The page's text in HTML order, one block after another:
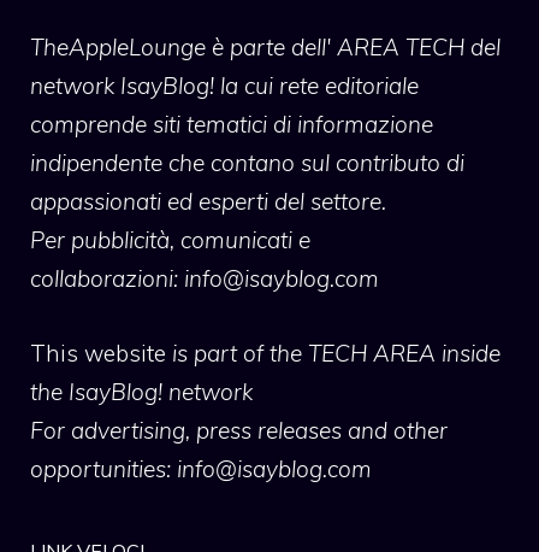
TheAppleLounge è parte dell' AREA TECH del
network IsayBlog! la cui rete editoriale
comprende siti tematici di informazione
indipendente che contano sul contributo di
appassionati ed esperti del settore.
Per pubblicità, comunicati e
collaborazioni: info@isayblog.com
This website is part of the TECH AREA inside
the IsayBlog! network
For advertising, press releases and other
opportunities: info@isayblog.com